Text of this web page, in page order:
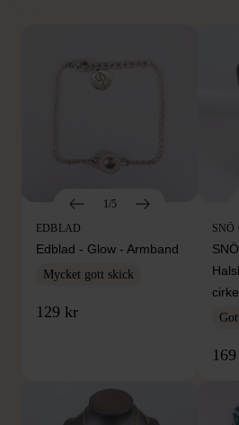
1/5
EDBLAD
Edblad - Glow - Armband
Mycket gott skick
129 kr
SNÖ